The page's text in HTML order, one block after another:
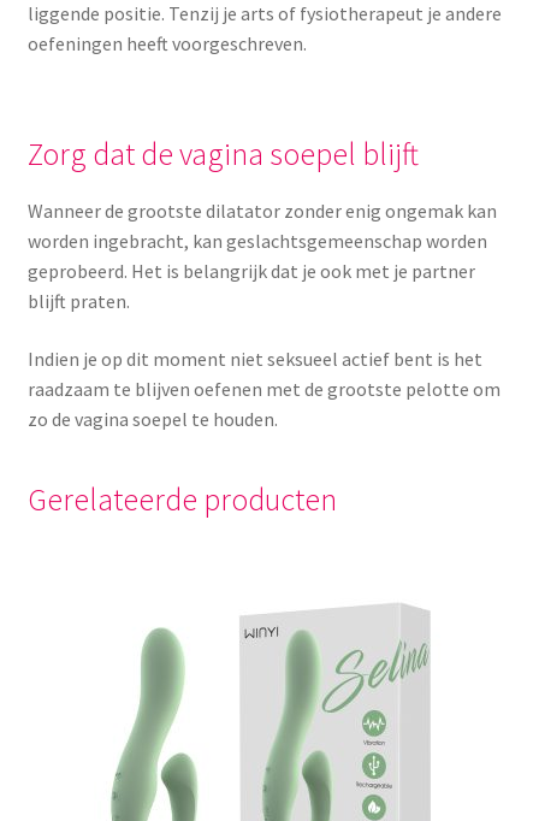
liggende positie. Tenzij je arts of fysiotherapeut je andere
oefeningen heeft voorgeschreven.
Zorg dat de vagina soepel blijft
Wanneer de grootste dilatator zonder enig ongemak kan
worden ingebracht, kan geslachtsgemeenschap worden
geprobeerd. Het is belangrijk dat je ook met je partner
blijft praten.
Indien je op dit moment niet seksueel actief bent is het
raadzaam te blijven oefenen met de grootste pelotte om
zo de vagina soepel te houden.
Gerelateerde producten